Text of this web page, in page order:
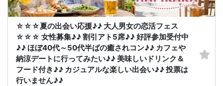
開催中のマスク着用は任意とさせていただきます。
ドリンクメニュー・フード類については店舗により若干変更する場合がありま
す。
男女調整のため規定のキャンセルポリシーが適用されます。ご確認の上、お申込
み願います。
お席の確保等を行っております運営都合上、ご理解をお願いします。
最少催行人数2対2～
ただし当日欠席による人数減少は不可抗力のため返金は行いません。
本イベントは貴重な同世代との出会いの場です。
上記同意了承の上お申し込みいただいたとみなします。
イベント当日、イベントの進行をスムーズにする為、スタッフの指示に従ってく
☆☆☆夏の出会い応援♪♪ 大人男女の恋活フェス
☆☆☆ 女性募集♪♪ 割引アト5席♪♪ 好評参加受付中
♪♪ ほぼ40代～50代半ばの癒されコン♪♪ カフェや
納涼デートに行ってみたい♪♪ 美味しいドリンク＆
フード付き♪♪ カジュアルな楽しい出会い♪♪ 投票は
行いません♪♪